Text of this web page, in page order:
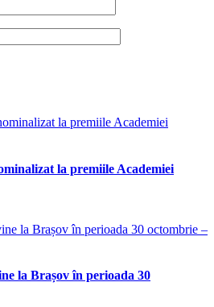
la premiile Academiei
la Brașov în perioada 30